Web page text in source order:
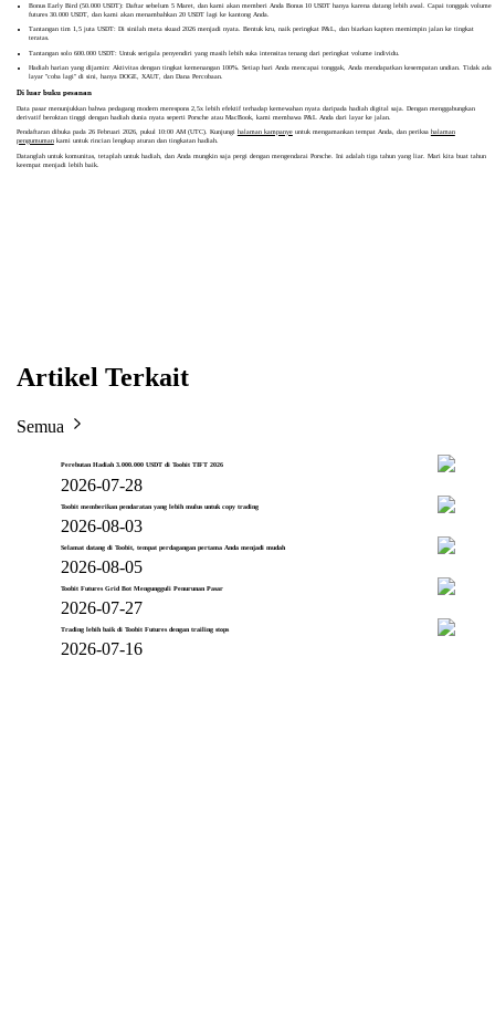
Bonus Early Bird (50.000 USDT): Daftar sebelum 5 Maret, dan kami akan memberi Anda Bonus 10 USDT hanya karena datang lebih awal. Capai tonggak volume
futures 30.000 USDT, dan kami akan menambahkan 20 USDT lagi ke kantong Anda.
Tantangan tim 1,5 juta USDT: Di sinilah meta skuad 2026 menjadi nyata. Bentuk kru, naik peringkat P&L, dan biarkan kapten memimpin jalan ke tingkat
teratas.
Tantangan solo 600.000 USDT: Untuk serigala penyendiri yang masih lebih suka intensitas tenang dari peringkat volume individu.
Hadiah harian yang dijamin: Aktivitas dengan tingkat kemenangan 100%. Setiap hari Anda mencapai tonggak, Anda mendapatkan kesempatan undian. Tidak ada
layar "coba lagi" di sini, hanya DOGE, XAUT, dan Dana Percobaan.
Di luar buku pesanan
Data pasar menunjukkan bahwa pedagang modern merespons 2,5x lebih efektif terhadap kemewahan nyata daripada hadiah digital saja. Dengan menggabungkan
derivatif beroktan tinggi dengan hadiah dunia nyata seperti Porsche atau MacBook, kami membawa P&L Anda dari layar ke jalan.
Pendaftaran dibuka pada 26 Februari 2026, pukul 10:00 AM (UTC). Kunjungi halaman kampanyeuntuk mengamankan tempat Anda, dan periksa halaman
pengumumankami untuk rincian lengkap aturan dan tingkatan hadiah.
Datanglah untuk komunitas, tetaplah untuk hadiah, dan Anda mungkin saja pergi dengan mengendarai Porsche. Ini adalah tiga tahun yang liar. Mari kita buat tahun
keempat menjadi lebih baik.
Artikel Terkait
Semua
Perebutan Hadiah 3.000.000 USDT di Toobit TIFT 2026
2026-07-28
Toobit memberikan pendaratan yang lebih mulus untuk copy trading
2026-08-03
Selamat datang di Toobit, tempat perdagangan pertama Anda menjadi mudah
2026-08-05
Toobit Futures Grid Bot Mengungguli Penurunan Pasar
2026-07-27
Trading lebih baik di Toobit Futures dengan trailing stops
2026-07-16